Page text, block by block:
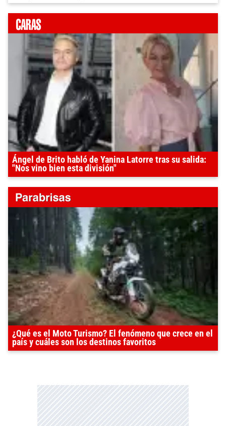
Ángel de Brito habló de Yanina Latorre tras su salida:
"Nos vino bien esta división"
¿Qué es el Moto Turismo? El fenómeno que crece en el
país y cuáles son los destinos favoritos